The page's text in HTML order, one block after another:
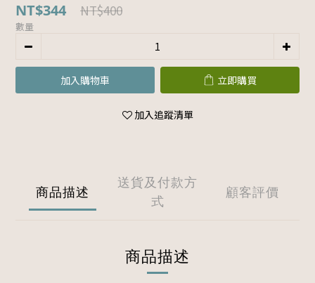
NT$344 NT$400
數量
加入購物車 立即購買
加入追蹤清單
商品描述
送貨及付款方
式
顧客評價
商品描述